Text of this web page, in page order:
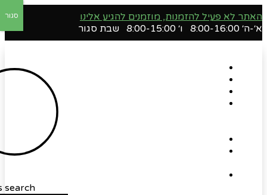
האתר לא פעיל להזמנות, מוזמנים להגיע אלינו
א׳-ה׳ 8:00-16:00 ו׳ 8:00-15:00 שבת סגור
search
סגור